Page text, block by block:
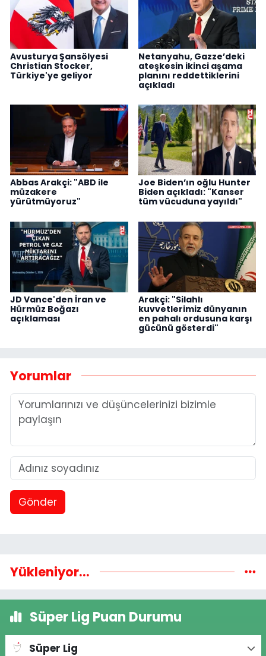
Avusturya Şansölyesi
Christian Stocker,
Türkiye'ye geliyor
Netanyahu, Gazze’deki
ateşkesin ikinci aşama
planını reddettiklerini
açıkladı
Abbas Arakçi: "ABD ile
müzakere
yürütmüyoruz"
Joe Biden’ın oğlu Hunter
Biden açıkladı: "Kanser
tüm vücuduna yayıldı"
JD Vance'den İran ve
Hürmüz Boğazı
açıklaması
Arakçi: "Silahlı
kuvvetlerimiz dünyanın
en pahalı ordusuna karşı
gücünü gösterdi"
Yorumlar
Gönder
Yükleniyor...
Süper Lig Puan Durumu
Süper Lig